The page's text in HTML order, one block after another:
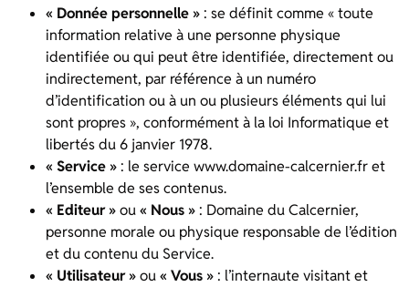
« Donnée personnelle » : se définit comme « toute
information relative à une personne physique
identifiée ou qui peut être identifiée, directement ou
indirectement, par référence à un numéro
d’identification ou à un ou plusieurs éléments qui lui
sont propres », conformément à la loi Informatique et
libertés du 6 janvier 1978.
« Service » : le service www.domaine-calcernier.fr et
l’ensemble de ses contenus.
« Editeur »ou« Nous » : Domaine du Calcernier,
personne morale ou physique responsable de l’édition
et du contenu du Service.
« Utilisateur »ou« Vous » : l’internaute visitant et